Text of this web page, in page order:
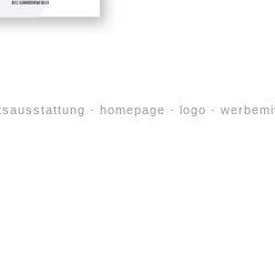
homepage logo